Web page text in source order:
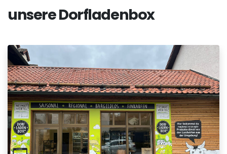
unsere Dorfladenbox